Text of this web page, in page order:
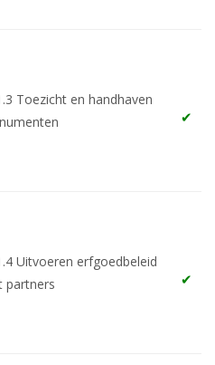
Toezicht en handhaven
Uitvoeren erfgoedbeleid
partners